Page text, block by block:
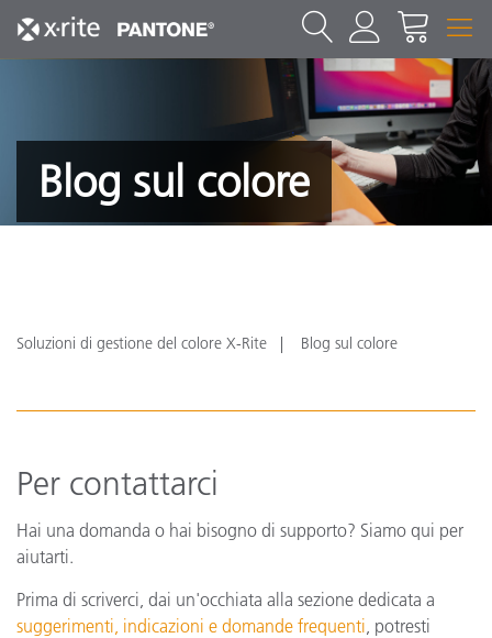
Blog sul colore
Soluzioni di gestione del colore X-Rite Blog sul colore
Per contattarci
Hai una domanda o hai bisogno di supporto? Siamo qui per
aiutarti.
Prima di scriverci, dai un'occhiata alla sezione dedicata a
suggerimenti, indicazioni e domande frequenti, potresti